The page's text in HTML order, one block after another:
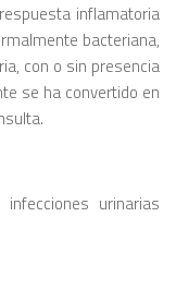
inflamatoria
bacteriana,
con o sin presencia
se ha convertido en
urinarias